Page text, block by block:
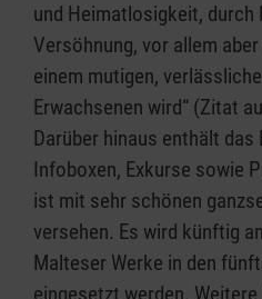
und Heimatlosigkeit, durch
Versöhnung, vor allem
einem mutigen,
Erwachsenen wird“​​​​​​​ (Zitat
Darüber hinaus enthält das
Infoboxen, Exkurse sowie
ist mit sehr schönen
versehen. Es wird künftig
Malteser Werke in den